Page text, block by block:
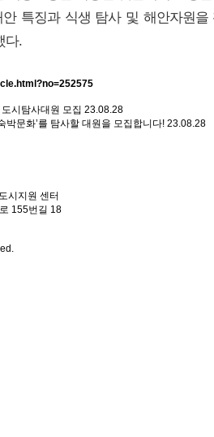
안 특징과 식생 탐사 및 해안자원
다.
시탐사대원 모집 23.08.28
박문화’를 탐사할 대원을 모집합니다! 23.08.28
시지원 센터
155번길 18